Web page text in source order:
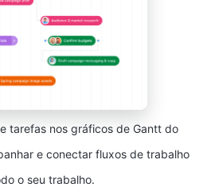
tarefas nos gráficos de Gantt do
e conectar fluxos de trabalho
o seu trabalho.